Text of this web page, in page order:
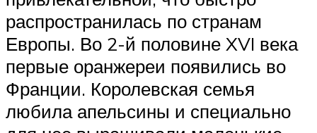
распространилась по странам
Европы. Во 2-й половине XVI века
первые оранжереи появились во
Франции. Королевская семья
любила апельсины и специально